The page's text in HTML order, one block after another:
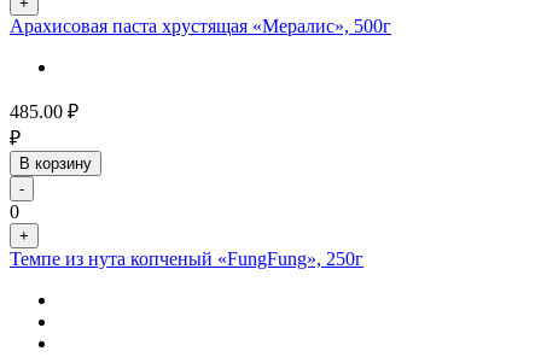
Арахисовая паста хрустящая «Мералис», 500г
485.00 ₽
₽
В корзину
-
0
+
Темпе из нута копченый «FungFung», 250г